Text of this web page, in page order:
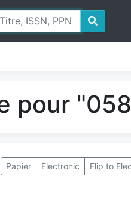
pour
Papier Electronic Flip to Elec